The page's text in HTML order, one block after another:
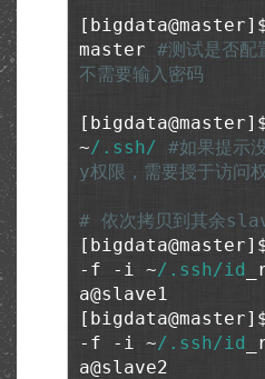
master #测试是否配
不需要输入密码
~/.ssh/
#如果提示
y权限，需要授于访问
# 依次拷贝到其余
-f -i ~/.ssh/id
a@slave1
-f -i ~/.ssh/id
a@slave2